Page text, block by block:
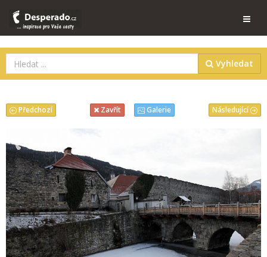
Vyhledat
Následující
Předchozí Zavřít Galerie